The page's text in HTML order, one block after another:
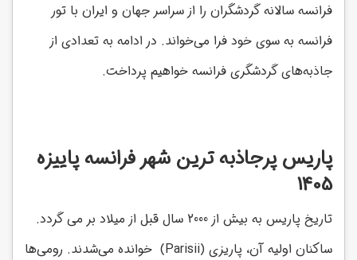
فرانسه سالانه گردشگران را از سراسر جهان و ایران با تور
فرانسه به سوی خود فرا می‌خواند. در ادامه به تعدادی از
جاذبه‌های گردشگری فرانسه خواهیم پرداخت.
پاریس پرجاذبه‌ ترین شهر فرانسه پاییزه
1405
تاریخ پاریس به بیش از 2000 سال قبل از میلاد بر می گردد.
ساکنان اولیه آن، پاریزی (Parisii) خوانده می‌شدند. رومی‌ها